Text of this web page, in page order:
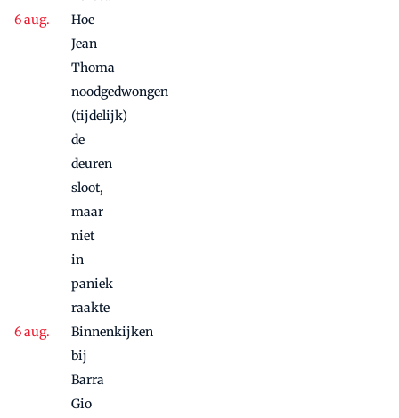
Hoe
Jean
Thoma
noodgedwongen
(tijdelijk)
de
deuren
sloot,
maar
niet
in
paniek
raakte
Binnenkijken
bij
Barra
Gio